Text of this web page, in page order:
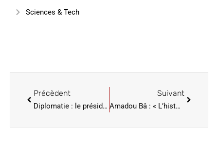
Sciences & Tech
Précèdent
Diplomatie : le président de l’Assemblée nationale du Vietnam en visite au Sénégal, accueilli par son homologue Malick Ndiaye
Suivant
Amadou Bâ : « L’histoire nous impose d’écrire une nouvelle grammaire économique portée par les Africains eux-mêmes »